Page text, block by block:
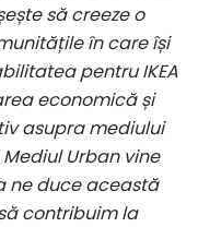
să creeze o
în care își
pentru IKEA
economică și
asupra mediului
Urban vine
ne duce această
contribuim la